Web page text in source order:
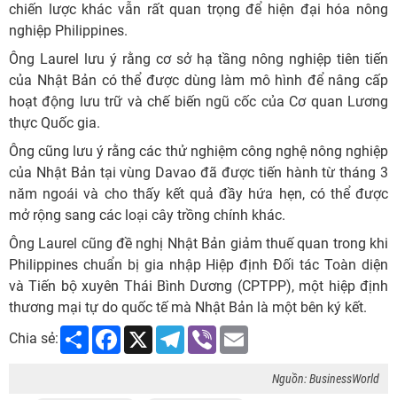
chiến lược khác vẫn rất quan trọng để hiện đại hóa nông
nghiệp Philippines.
Ông Laurel lưu ý rằng cơ sở hạ tầng nông nghiệp tiên tiến
của Nhật Bản có thể được dùng làm mô hình để nâng cấp
hoạt động lưu trữ và chế biến ngũ cốc của Cơ quan Lương
thực Quốc gia.
Ông cũng lưu ý rằng các thử nghiệm công nghệ nông nghiệp
của Nhật Bản tại vùng Davao đã được tiến hành từ tháng 3
năm ngoái và cho thấy kết quả đầy hứa hẹn, có thể được
mở rộng sang các loại cây trồng chính khác.
Ông Laurel cũng đề nghị Nhật Bản giảm thuế quan trong khi
Philippines chuẩn bị gia nhập Hiệp định Đối tác Toàn diện
và Tiến bộ xuyên Thái Bình Dương (CPTPP), một hiệp định
thương mại tự do quốc tế mà Nhật Bản là một bên ký kết.
Chia sẻ:
Share Facebook
X Telegram
Viber
Nguồn: BusinessWorld